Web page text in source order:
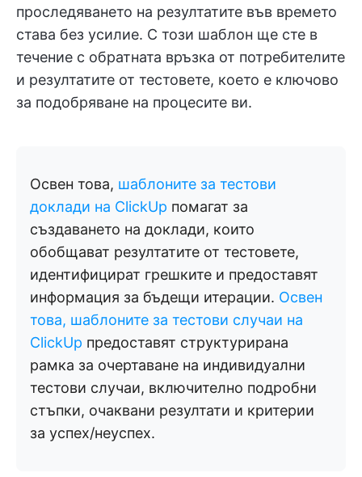
проследяването на резултатите във времето
става без усилие. С този шаблон ще сте в
течение с обратната връзка от потребителите
и резултатите от тестовете, което е ключово
за подобряване на процесите ви.
Освен това, шаблоните за тестови
доклади на ClickUp помагат за
създаването на доклади, които
обобщават резултатите от тестовете,
идентифицират грешките и предоставят
информация за бъдещи итерации. Освен
това, шаблоните за тестови случаи на
ClickUp предоставят структурирана
рамка за очертаване на индивидуални
тестови случаи, включително подробни
стъпки, очаквани резултати и критерии
за успех/неуспех.